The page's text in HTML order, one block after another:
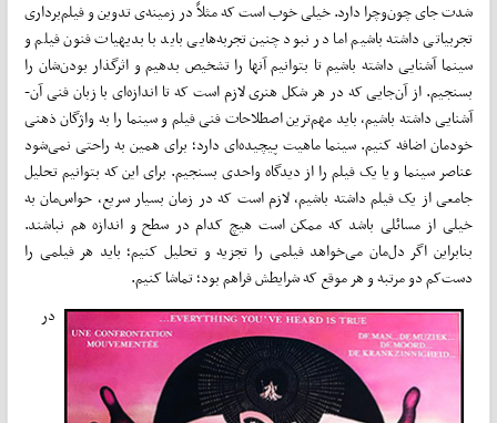
شدت جای چون‌و‌چرا دارد. خیلی خوب است که مثلاً در زمینه‌ی تدوین و فیلم‌برداری
تجربیاتی داشته باشیم اما در نبود چنین تجربه‌­هایی باید با بدیهیات فنون فیلم و
سینما آشنایی داشته باشیم تا بتوانیم آن­ها را تشخیص بدهیم و اثرگذار بودن‌شان را
بسنجیم. از آن­‌جایی که در هر شکل هنری لازم است که تا اندازه­‌ای با زبان فنی آن­
آشنایی داشته باشیم، باید مهم‌­ترین اصطلاحات فنی فیلم و سینما را به واژگان ذهنی
خودمان اضافه کنیم. سینما ماهیت پیچیده­‌ای دارد؛ برای همین به راحتی نمی­‌شود
عناصر سینما و یا یک فیلم را از دیدگاه واحدی بسنجیم. برای این که بتوانیم تحلیل
جامعی از یک فیلم داشته باشیم، لازم است که در زمان بسیار سریع، حواس‌مان به
خیلی از مسائلی باشد که ممکن است هیچ کدام در سطح و اندازه‌ هم نباشند.
بنابراین اگر دل‌مان می­‌خواهد فیلمی را تجزیه و تحلیل کنیم؛ باید هر فیلمی را
دست‌کم دو مرتبه و هر موقع که شرایطش فراهم بود؛ تماشا کنیم.
در